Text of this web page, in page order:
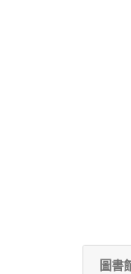
圖書